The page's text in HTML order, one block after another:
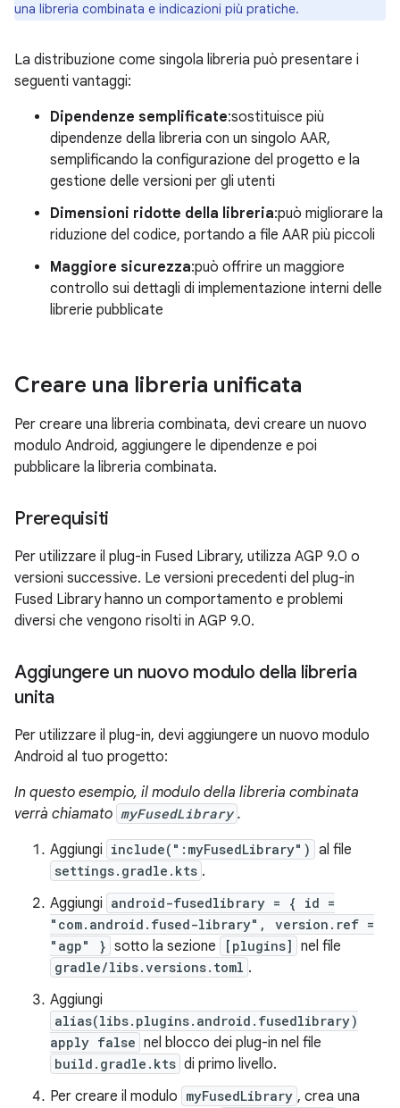
una libreria combinata e indicazioni più pratiche.
La distribuzione come singola libreria può presentare i
seguenti vantaggi:
Dipendenze semplificate:sostituisce più
dipendenze della libreria con un singolo AAR,
semplificando la configurazione del progetto e la
gestione delle versioni per gli utenti
Dimensioni ridotte della libreria:può migliorare la
riduzione del codice, portando a file AAR più piccoli
Maggiore sicurezza:può offrire un maggiore
controllo sui dettagli di implementazione interni delle
librerie pubblicate
Creare una libreria unificata
Per creare una libreria combinata, devi creare un nuovo
modulo Android, aggiungere le dipendenze e poi
pubblicare la libreria combinata.
Prerequisiti
Per utilizzare il plug-in Fused Library, utilizza AGP 9.0 o
versioni successive. Le versioni precedenti del plug-in
Fused Library hanno un comportamento e problemi
diversi che vengono risolti in AGP 9.0.
Aggiungere un nuovo modulo della libreria
unita
Per utilizzare il plug-in, devi aggiungere un nuovo modulo
Android al tuo progetto:
In questo esempio, il modulo della libreria combinata
verrà chiamato myFusedLibrary .
Aggiungi include(":myFusedLibrary") al file
settings.gradle.kts .
Aggiungi android-fusedlibrary = { id =
"com.android.fused-library", version.ref =
"agp" } sotto la sezione [plugins] nel file
gradle/libs.versions.toml .
Aggiungi
alias(libs.plugins.android.fusedlibrary)
apply false nel blocco dei plug-in nel file
build.gradle.kts di primo livello.
Per creare il modulo myFusedLibrary , crea una